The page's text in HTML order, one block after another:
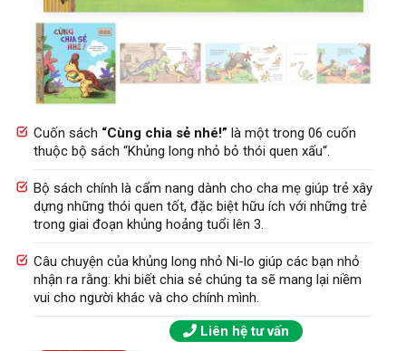
Cuốn sách “Cùng chia sẻ nhé!” là một trong 06 cuốn
thuộc bộ sách “Khủng long nhỏ bỏ thói quen xấu“.
Bộ sách chính là cẩm nang dành cho cha mẹ giúp trẻ xây
dựng những thói quen tốt, đặc biệt hữu ích với những trẻ
trong giai đoạn khủng hoảng tuổi lên 3.
Câu chuyện của khủng long nhỏ Ni-lo giúp các bạn nhỏ
nhận ra rằng: khi biết chia sẻ chúng ta sẽ mang lại niềm
vui cho người khác và cho chính mình.
Liên hệ tư vấn